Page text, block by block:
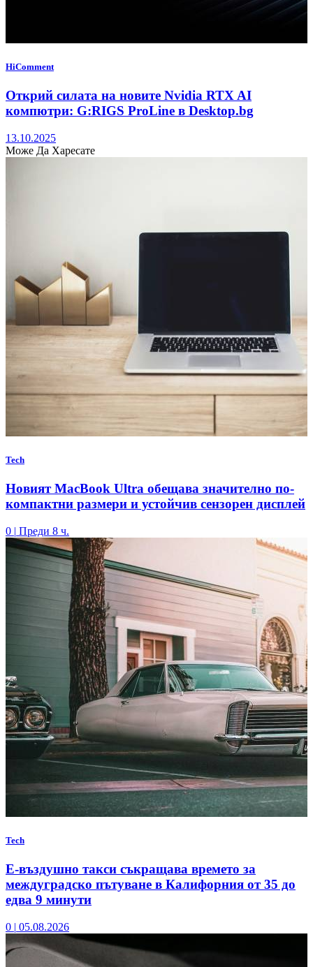
HiComment
Открий силата на новите Nvidia RTX AI
компютри: G:RIGS ProLine в Desktop.bg
13.10.2025
Може Да Харесате
Tech
Новият MacBook Ultra обещава значително по-
компактни размери и устойчив сензорен дисплей
0 | Преди 8 ч.
Tech
Е-въздушно такси съкращава времето за
междуградско пътуване в Калифорния от 35 до
едва 9 минути
0 | 05.08.2026